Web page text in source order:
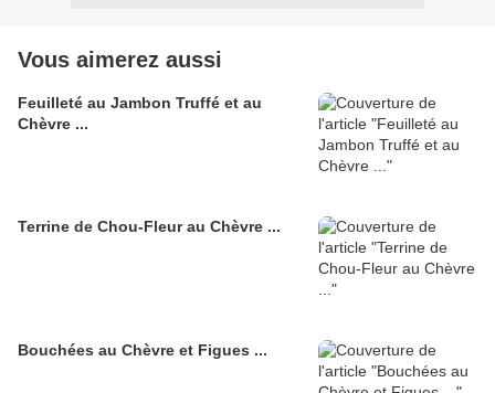
Vous aimerez aussi
Feuilleté au Jambon Truffé et au
Chèvre ...
Terrine de Chou-Fleur au Chèvre ...
Bouchées au Chèvre et Figues ...